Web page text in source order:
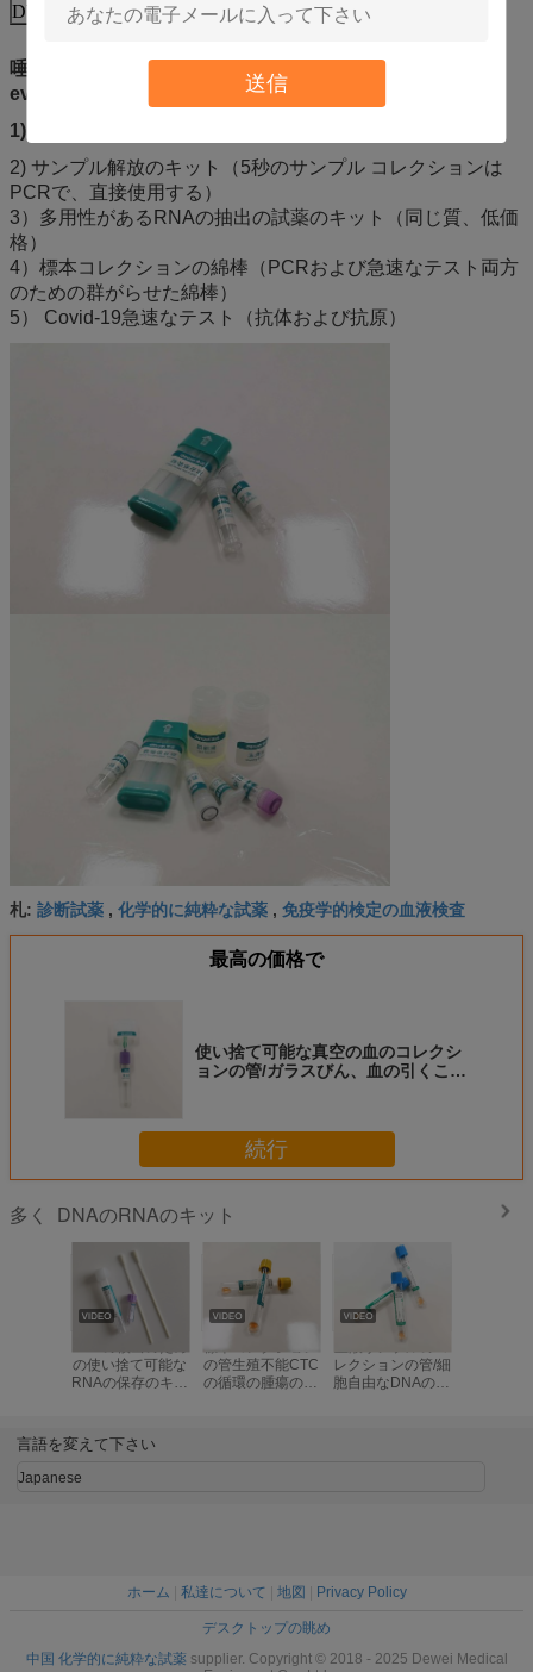
送信
DWB0004
唾液DNAは管をevacuted1mlx100
唾液を除いてDNA管を、他に何提供できる製造業者は
evacutedか。
1)
2) サンプル解放のキット（5秒のサンプル コレクションは
PCRで、直接使用する）
3）多用性があるRNAの抽出の試薬のキット（同じ質、低価
格）
4）標本コレクションの綿棒（PCRおよび急速なテスト両方
のための群がらせた綿棒）
5） Covid-19急速なテスト（抗体および抗原）
札: 診断試薬 , 化学的に純粋な試薬 , 免疫学的検定の血液検査
最高の価格で
使い捨て可能な真空の血のコレクシ
ョンの管/ガラスびん、血の引くこと
続行
多く DNAのRNAのキット
PCRの検出のため
の使い捨て可能な
RNAの保存のキッ
輸送媒体
標本コレクション
の管生殖不能CTC
の循環の腫瘍の細
レクションの管/細
胞自由なDNAの血
言語を変えて下さい
Japanese
ホーム 私達について 地図 Privacy Policy
デスクトップの眺め
中国 化学的に純粋な試薬supplier. Copyright © 2018 - 2025 Dewei Medical